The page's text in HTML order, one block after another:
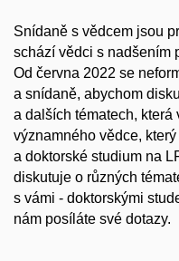
Snídaně s vědcem jsou
schází vědci s nadšením
Od června 2022 se
a snídaně, abychom
a dalších tématech,
významného vědce,
a doktorské studium na
diskutuje o různých
s vámi - doktorskými
nám posíláte své dotazy.